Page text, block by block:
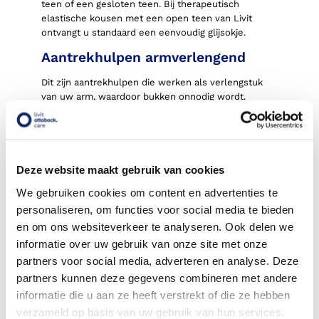
Deze website maakt gebruik van cookies
We gebruiken cookies om content en advertenties te
personaliseren, om functies voor social media te bieden
en om ons websiteverkeer te analyseren. Ook delen we
informatie over uw gebruik van onze site met onze
partners voor social media, adverteren en analyse. Deze
partners kunnen deze gegevens combineren met andere
informatie die u aan ze heeft verstrekt of die ze hebben
verzameld op basis van uw gebruik van hun services.
teen of een gesloten teen. Bij therapeutisch
elastische kousen met een open teen van Livit
ontvangt u standaard een eenvoudig glijsokje.
Aantrekhulpen armverlengend
Dit zijn aantrekhulpen die werken als verlengstuk
van uw arm, waardoor bukken onnodig wordt.
Aantrekhulpen elektrisch
ook niet met weerstand verlagende- en/of arm
verlengende hulpmiddelen kan worden opgelost,
Ort-O-mate of het steunkouspistool. De Ort-o-
mate is een apparaatje dat aan de muur wordt
bevestigd en dat de elastische kousen voor u
uittrekt. Het steunkouspistool zorgt dat de opening
van de elastische kousen mechanisch
over de voet en het been getrokken kan worden.